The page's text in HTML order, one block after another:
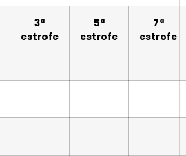
3ª
estrofe
5ª
estrofe
7ª
estrofe